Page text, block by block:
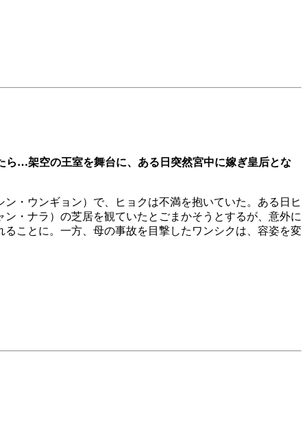
ら…架空の王室を舞台に、ある日突然宮中に嫁ぎ皇后とな
・ウンギョン）で、ヒョクは不満を抱いていた。ある日ヒ
・ナラ）の芝居を観ていたとごまかそうとするが、意外に
ことに。一方、母の事故を目撃したワンシクは、容姿を変